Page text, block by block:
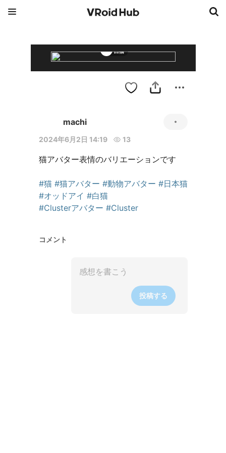
白猫
machi
2024年6月2日 14:19 13
猫アバター表情のバリエーションです
#猫 #猫アバター #動物アバター #日本猫
#オッドアイ #白猫
#Clusterアバター #Cluster
コメント
投稿する